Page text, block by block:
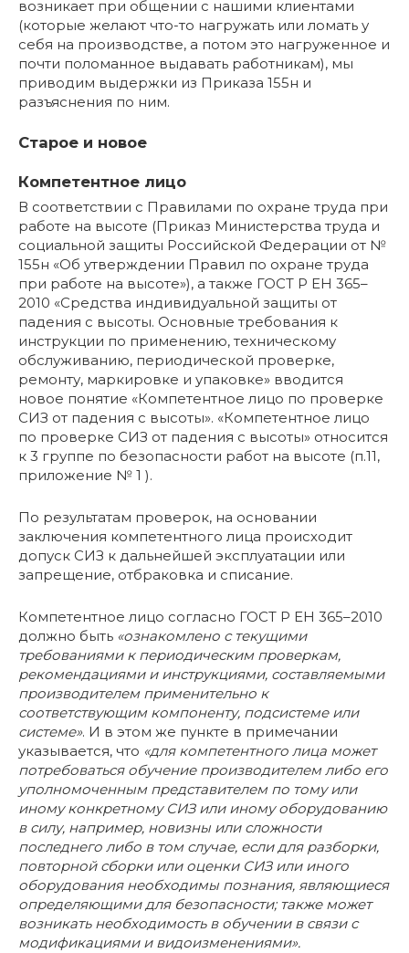
возникает при общении с нашими клиентами
(которые желают что-то нагружать или ломать у
себя на производстве, а потом это нагруженное и
почти поломанное выдавать работникам), мы
приводим выдержки из Приказа 155н и
разъяснения по ним.
Старое и новое
Компетентное лицо
В соответствии с Правилами по охране труда при
работе на высоте (Приказ Министерства труда и
социальной защиты Российской Федерации от №
155н «Об утверждении Правил по охране труда
при работе на высоте»), а также ГОСТ Р ЕН 365–
2010 «Средства индивидуальной защиты от
падения с высоты. Основные требования к
инструкции по применению, техническому
обслуживанию, периодической проверке,
ремонту, маркировке и упаковке» вводится
новое понятие «Компетентное лицо по проверке
СИЗ от падения с высоты». «Компетентное лицо
по проверке СИЗ от падения с высоты» относится
к 3 группе по безопасности работ на высоте (п.11,
приложение № 1 ).
По результатам проверок, на основании
заключения компетентного лица происходит
допуск СИЗ к дальнейшей эксплуатации или
запрещение, отбраковка и списание.
Компетентное лицо согласно ГОСТ Р ЕН 365–2010
должно быть «ознакомлено с текущими
требованиями к периодическим проверкам,
рекомендациями и инструкциями, составляемыми
производителем применительно к
соответствующим компоненту, подсистеме или
системе». И в этом же пункте в примечании
указывается, что «для компетентного лица может
потребоваться обучение производителем либо его
уполномоченным представителем по тому или
иному конкретному СИЗ или иному оборудованию
в силу, например, новизны или сложности
последнего либо в том случае, если для разборки,
повторной сборки или оценки СИЗ или иного
оборудования необходимы познания, являющиеся
определяющими для безопасности; также может
возникать необходимость в обучении в связи с
модификациями и видоизменениями».